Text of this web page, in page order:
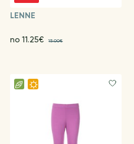
LENNE
no 11.25€ 15.00€